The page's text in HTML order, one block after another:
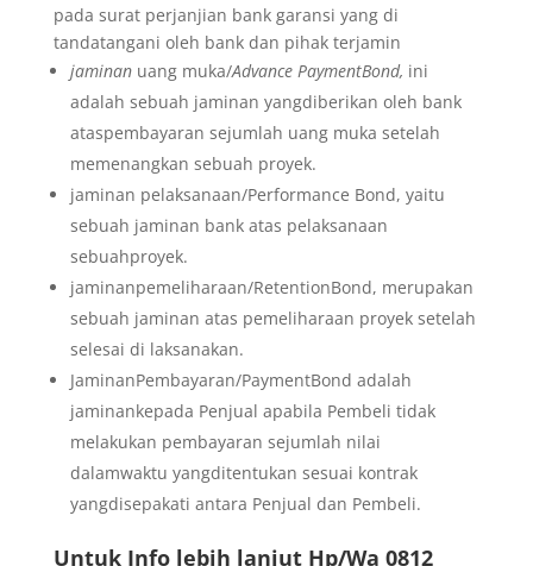
pada surat perjanjian bank garansi yang di
tandatangani oleh bank dan pihak terjamin
jaminan uang muka/Advance PaymentBond, ini
adalah sebuah jaminan yangdiberikan oleh bank
ataspembayaran sejumlah uang muka setelah
memenangkan sebuah proyek.
jaminan pelaksanaan/Performance Bond, yaitu
sebuah jaminan bank atas pelaksanaan
sebuahproyek.
jaminanpemeliharaan/RetentionBond, merupakan
sebuah jaminan atas pemeliharaan proyek setelah
selesai di laksanakan.
JaminanPembayaran/PaymentBond adalah
jaminankepada Penjual apabila Pembeli tidak
melakukan pembayaran sejumlah nilai
dalamwaktu yangditentukan sesuai kontrak
yangdisepakati antara Penjual dan Pembeli.
Untuk Info lebih lanjut Hp/Wa 0812